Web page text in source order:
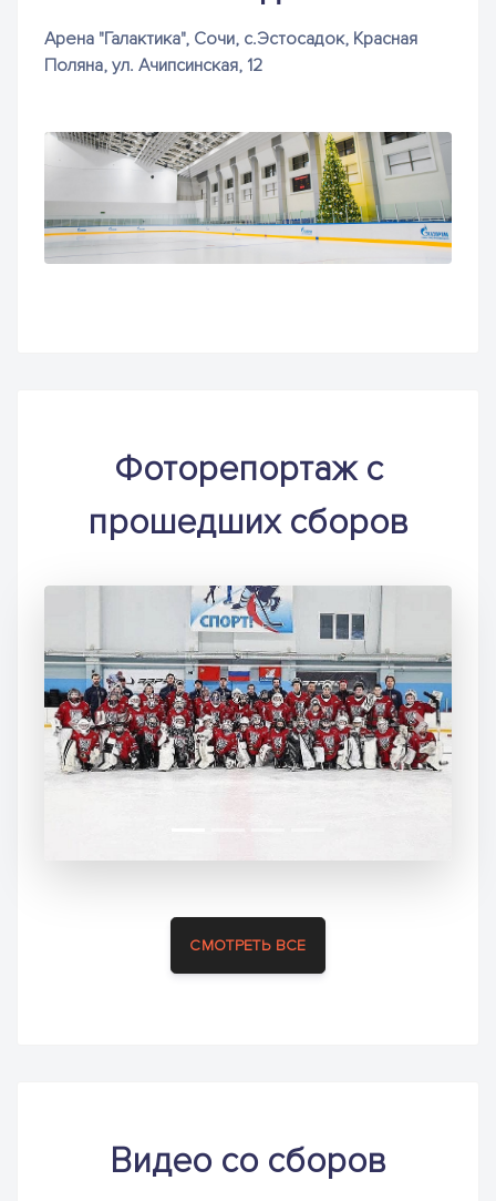
Арена "Галактика", Сочи, с.Эстосадок, Красная
Поляна, ул. Ачипсинская, 12
Фоторепортаж с
прошедших сборов
Previous Next
СМОТРЕТЬ ВСЕ
Видео со сборов